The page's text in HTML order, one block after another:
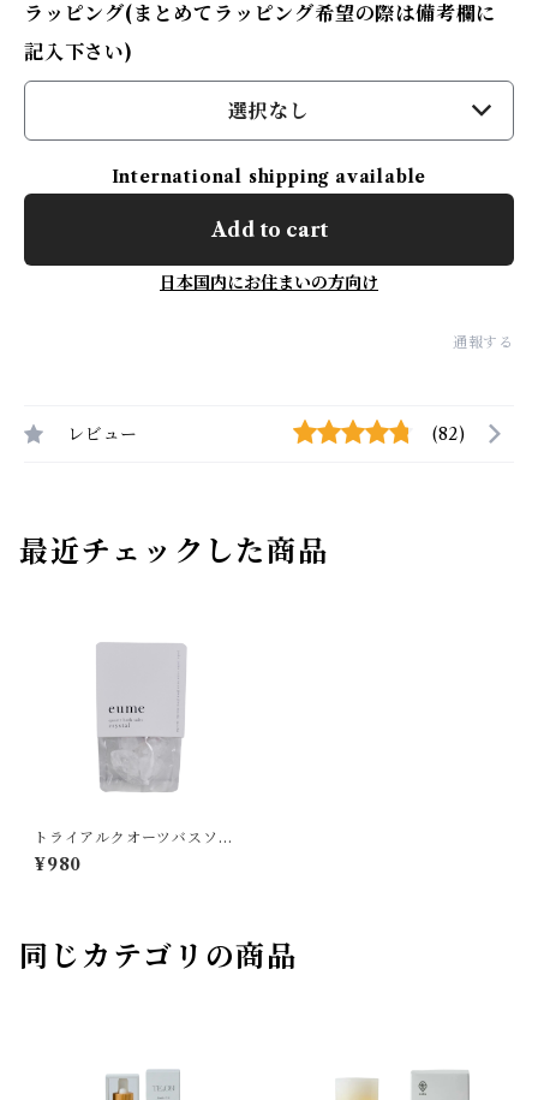
ラッピング(まとめてラッピング希望の際は備考欄に
記入下さい)
選択なし
International shipping available
Add to cart
日本国内にお住まいの方向け
通報する
レビュー (82)
最近チェックした商品
トライアルクオーツバスソル
ト eume
¥980
同じカテゴリの商品